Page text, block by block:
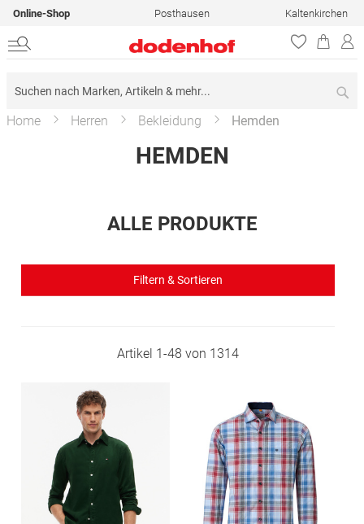
Online-Shop Posthausen Kaltenkirchen
Home Herren Bekleidung Hemden
HEMDEN
ALLE PRODUKTE
Filtern & Sortieren
Artikel 1-48 von 1314